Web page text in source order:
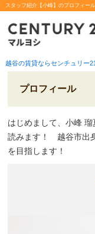
スタッフ紹介【小峰】のプロフィー
越谷の賃貸ならセンチュリー
プロフィール
はじめまして、小峰
読みます！ 越谷市出
を目指します！